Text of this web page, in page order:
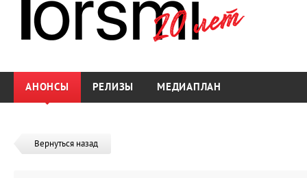
АНОНСЫ РЕЛИЗЫ МЕДИАПЛАН
Вернуться назад